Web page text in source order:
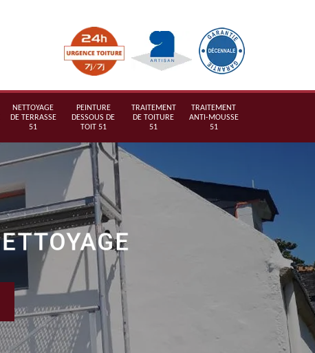
NETTOYAGE
DE TERRASSE
51
PEINTURE
DESSOUS DE
TOIT 51
TRAITEMENT
DE TOITURE
51
TRAITEMENT
ANTI-MOUSSE
51